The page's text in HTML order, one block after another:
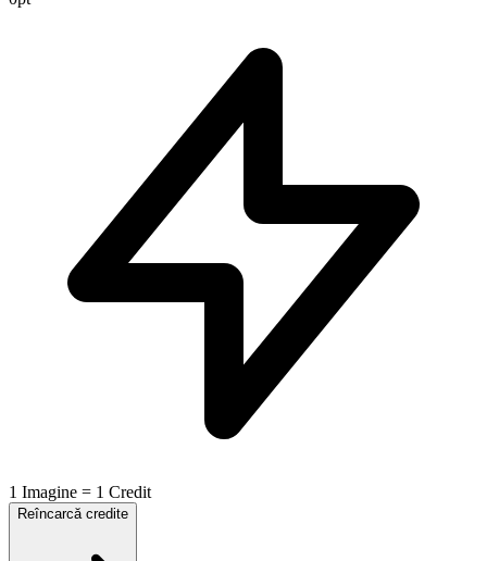
1 Imagine = 1 Credit
Reîncarcă credite